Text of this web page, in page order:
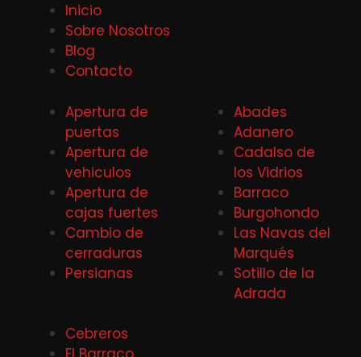
Inicio
Sobre Nosotros
Blog
Contacto
Apertura de
puertas
Apertura de
vehiculos
Apertura de
cajas fuertes
Cambio de
cerraduras
Persianas
Abades
Adanero
Cadalso de
los Vidrios
Barraco
Burgohondo
Las Navas del
Marqués
Sotillo de la
Adrada
Cebreros